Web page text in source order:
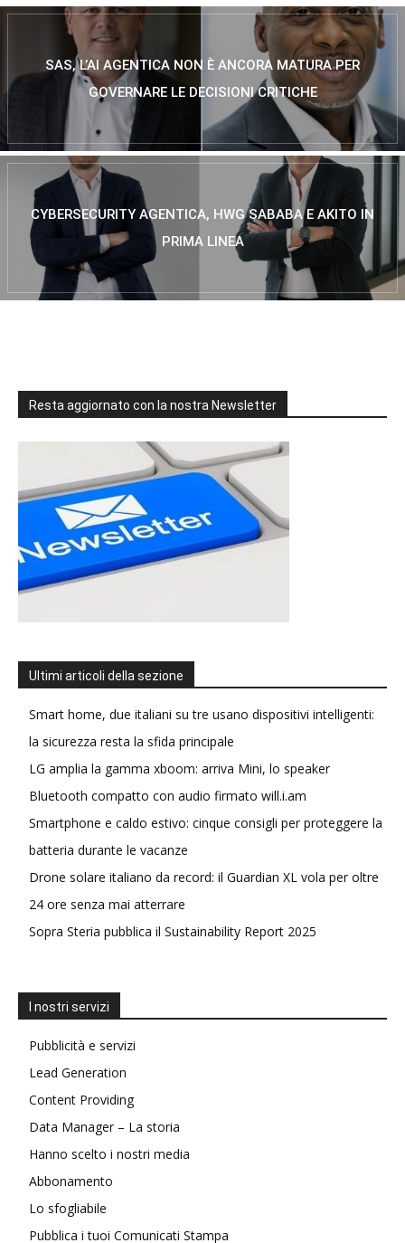
SAS, L’AI AGENTICA NON È ANCORA MATURA PER
GOVERNARE LE DECISIONI CRITICHE
CYBERSECURITY AGENTICA, HWG SABABA E AKITO IN
PRIMA LINEA
Resta aggiornato con la nostra Newsletter
Ultimi articoli della sezione
Smart home, due italiani su tre usano dispositivi intelligenti:
la sicurezza resta la sfida principale
LG amplia la gamma xboom: arriva Mini, lo speaker
Bluetooth compatto con audio firmato will.i.am
Smartphone e caldo estivo: cinque consigli per proteggere la
batteria durante le vacanze
Drone solare italiano da record: il Guardian XL vola per oltre
24 ore senza mai atterrare
Sopra Steria pubblica il Sustainability Report 2025
I nostri servizi
Pubblicità e servizi
Lead Generation
Content Providing
Data Manager – La storia
Hanno scelto i nostri media
Abbonamento
Lo sfogliabile
Pubblica i tuoi Comunicati Stampa